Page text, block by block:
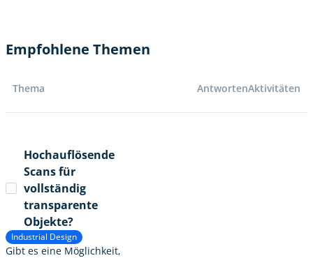
Empfohlene Themen
Thema AntwortenAktivitäten
Hochauflösende
Scans für
vollständig
transparente
Objekte?
Industrial Design
Gibt es eine Möglichkeit,